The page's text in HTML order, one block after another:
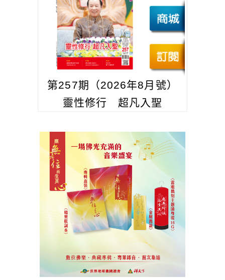
第257期（2026年8月號）
靈性修行 超凡入聖